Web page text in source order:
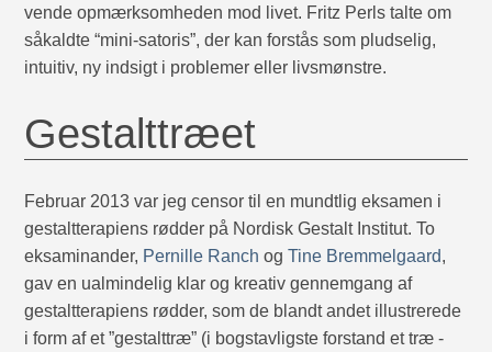
vende opmærksomheden mod livet. Fritz Perls talte om
såkaldte “mini-satoris”, der kan forstås som pludselig,
intuitiv, ny indsigt i problemer eller livsmønstre.
Gestalttræet
Februar 2013 var jeg censor til en mundtlig eksamen i
gestaltterapiens rødder på Nordisk Gestalt Institut. To
eksaminander, Pernille Ranch ogTine Bremmelgaard,
gav en ualmindelig klar og kreativ gennemgang af
gestaltterapiens rødder, som de blandt andet illustrerede
i form af et ”gestalttræ” (i bogstavligste forstand et træ -